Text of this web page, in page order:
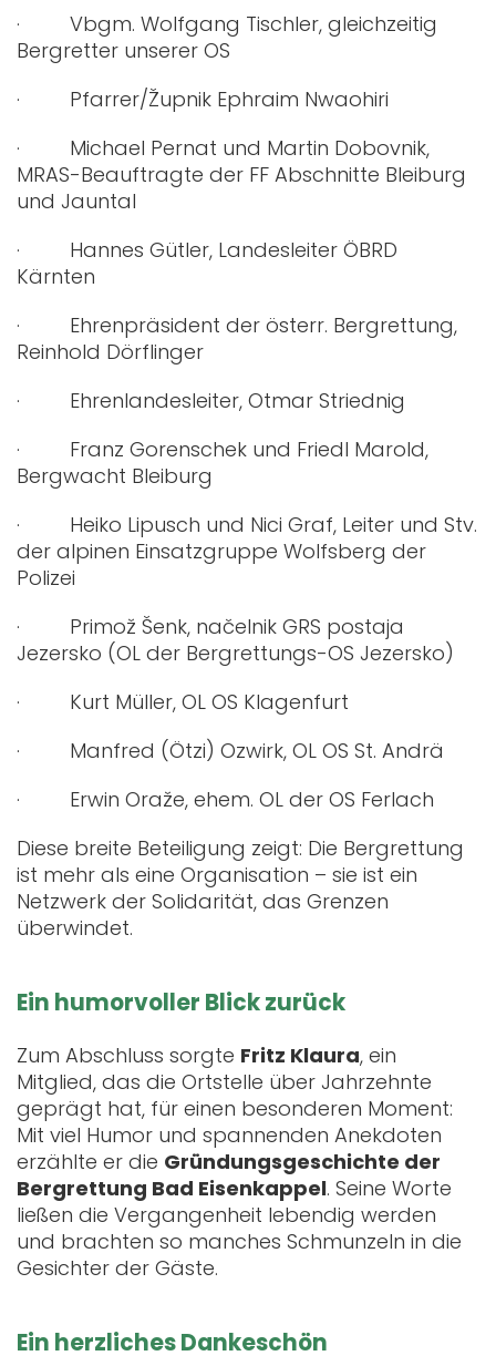
· Vbgm. Wolfgang Tischler, gleichzeitig
Bergretter unserer OS
· Pfarrer/Župnik Ephraim Nwaohiri
· Michael Pernat und Martin Dobovnik,
MRAS-Beauftragte der FF Abschnitte Bleiburg
und Jauntal
· Hannes Gütler, Landesleiter ÖBRD
Kärnten
· Ehrenpräsident der österr. Bergrettung,
Reinhold Dörflinger
· Ehrenlandesleiter, Otmar Striednig
· Franz Gorenschek und Friedl Marold,
Bergwacht Bleiburg
· Heiko Lipusch und Nici Graf, Leiter und Stv.
der alpinen Einsatzgruppe Wolfsberg der
Polizei
· Primož Šenk, načelnik GRS postaja
Jezersko (OL der Bergrettungs-OS Jezersko)
· Kurt Müller, OL OS Klagenfurt
· Manfred (Ötzi) Ozwirk, OL OS St. Andrä
· Erwin Oraže, ehem. OL der OS Ferlach
Diese breite Beteiligung zeigt: Die Bergrettung
ist mehr als eine Organisation – sie ist ein
Netzwerk der Solidarität, das Grenzen
überwindet.
Ein humorvoller Blick zurück
Zum Abschluss sorgte Fritz Klaura, ein
Mitglied, das die Ortstelle über Jahrzehnte
geprägt hat, für einen besonderen Moment:
Mit viel Humor und spannenden Anekdoten
erzählte er die Gründungsgeschichte der
Bergrettung Bad Eisenkappel. Seine Worte
ließen die Vergangenheit lebendig werden
und brachten so manches Schmunzeln in die
Gesichter der Gäste.
Ein herzliches Dankeschön